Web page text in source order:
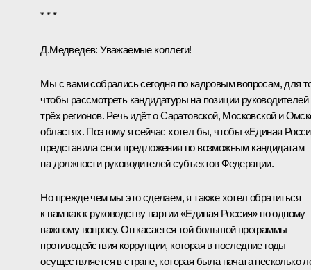
* * *
Д.Медведев: Уважаемые коллеги!
Мы с вами собрались сегодня по кадровым вопросам, для
чтобы рассмотреть кандидатуры на позиции руководителей
трёх регионов. Речь идёт о Саратовской, Московской и
областях. Поэтому я сейчас хотел бы, чтобы «Единая
представила свои предложения по возможным кандидатам
на должности руководителей субъектов Федерации.
Но прежде чем мы это сделаем, я также хотел обратиться
к вам как к руководству партии «Единая Россия» по одному
важному вопросу. Он касается той большой программы
противодействия коррупции, которая в последние годы
осуществляется в стране, которая была начата несколько